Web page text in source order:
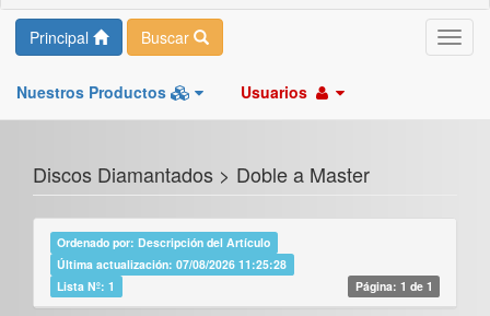
Principal Buscar
Nuestros Productos Usuarios
Discos Diamantados > Doble a Master
Ordenado por: Descripción del Artículo
Última actualización: 07/08/2026 11:25:28
Lista Nº: 1
Página: 1 de 1